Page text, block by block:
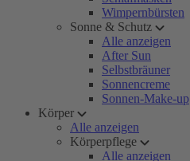
Wimpernbürsten
Sonne & Schutz
Alle anzeigen
After Sun
Selbstbräuner
Sonnencreme
Sonnen-Make-up
Körper
Alle anzeigen
Körperpflege
Alle anzeigen